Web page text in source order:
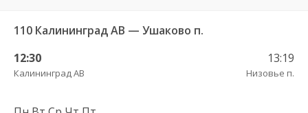
110 Калининград АВ — Ушаково п.
12:30
Калининград АВ
13:19
Низовье п.